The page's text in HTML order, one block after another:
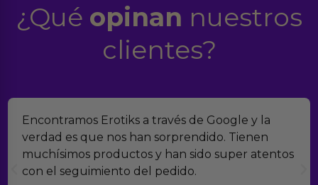
¿Qué opinan nuestros
clientes?
Encontramos Erotiks a través de Google y la
verdad es que nos han sorprendido. Tienen
muchísimos productos y han sido super atentos
con el seguimiento del pedido.